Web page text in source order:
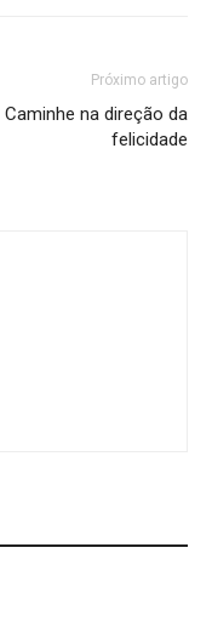
Próximo artigo
Caminhe na direção da
felicidade